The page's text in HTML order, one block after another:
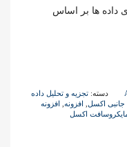
داده ها بر اساس
دسته: تجزیه و تحلیل داده
جانبی اکسل افزونه افزونه
اکسل